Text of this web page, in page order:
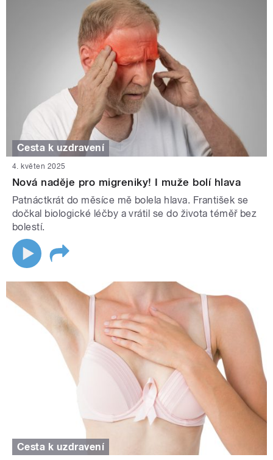
Cesta k uzdravení
4. květen 2025
Nová naděje pro migreniky! I muže bolí hlava
Patnáctkrát do měsíce mě bolela hlava. František se
dočkal biologické léčby a vrátil se do života téměř bez
bolestí.
Cesta k uzdravení